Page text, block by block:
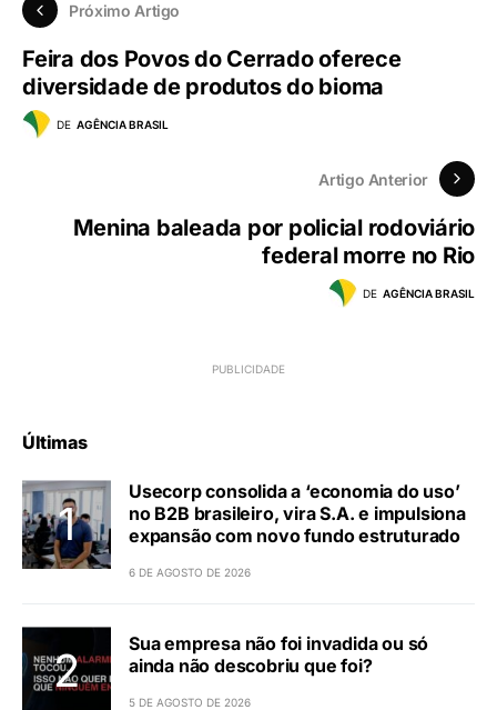
Próximo Artigo
Feira dos Povos do Cerrado oferece
diversidade de produtos do bioma
DE AGÊNCIA BRASIL
Artigo Anterior
Menina baleada por policial rodoviário
federal morre no Rio
DE AGÊNCIA BRASIL
Últimas
Usecorp consolida a ‘economia do uso’
no B2B brasileiro, vira S.A. e impulsiona
expansão com novo fundo estruturado
6 DE AGOSTO DE 2026
Sua empresa não foi invadida ou só
ainda não descobriu que foi?
5 DE AGOSTO DE 2026